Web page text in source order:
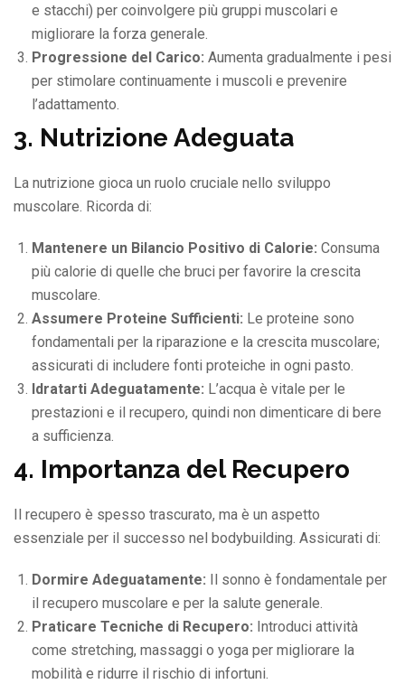
e stacchi) per coinvolgere più gruppi muscolari e
migliorare la forza generale.
Progressione del Carico: Aumenta gradualmente i pesi
per stimolare continuamente i muscoli e prevenire
l’adattamento.
3. Nutrizione Adeguata
La nutrizione gioca un ruolo cruciale nello sviluppo
muscolare. Ricorda di:
Mantenere un Bilancio Positivo di Calorie: Consuma
più calorie di quelle che bruci per favorire la crescita
muscolare.
Assumere Proteine Sufficienti: Le proteine sono
fondamentali per la riparazione e la crescita muscolare;
assicurati di includere fonti proteiche in ogni pasto.
Idratarti Adeguatamente: L’acqua è vitale per le
prestazioni e il recupero, quindi non dimenticare di bere
a sufficienza.
4. Importanza del Recupero
Il recupero è spesso trascurato, ma è un aspetto
essenziale per il successo nel bodybuilding. Assicurati di:
Dormire Adeguatamente: Il sonno è fondamentale per
il recupero muscolare e per la salute generale.
Praticare Tecniche di Recupero: Introduci attività
come stretching, massaggi o yoga per migliorare la
mobilità e ridurre il rischio di infortuni.